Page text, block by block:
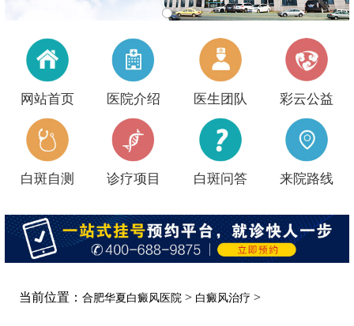
网站首页 医院介绍 医生团队 彩云公益
白斑自测 诊疗项目 白斑问答 来院路线
当前位置：合肥华夏白癜风医院 > 白癜风治疗 >